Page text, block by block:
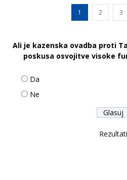
1 2 3
Ali je kazenska ovadba proti
poskusa osvojitve visoke
Da
Ne
Rezultati